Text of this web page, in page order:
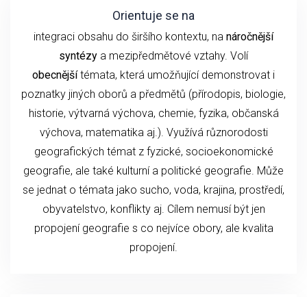
Orientuje se na
integraci obsahu do širšího kontextu, na náročnější
syntézy a mezipředmětové vztahy. Volí
obecnějšítémata, která umožňující demonstrovat i
poznatky jiných oborů a předmětů (přírodopis, biologie,
historie, výtvarná výchova, chemie, fyzika, občanská
výchova, matematika aj.). Využívá různorodosti
geografických témat z fyzické, socioekonomické
geografie, ale také kulturní a politické geografie. Může
se jednat o témata jako sucho, voda, krajina, prostředí,
obyvatelstvo, konflikty aj. Cílem nemusí být jen
propojení geografie s co nejvíce obory, ale kvalita
propojení.